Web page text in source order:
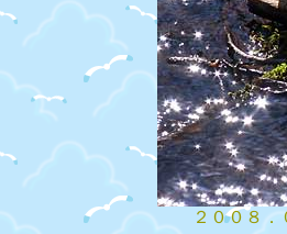
２００８．